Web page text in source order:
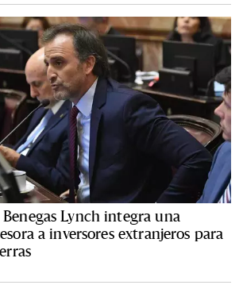
Lynch integra una
a inversores extranjeros para